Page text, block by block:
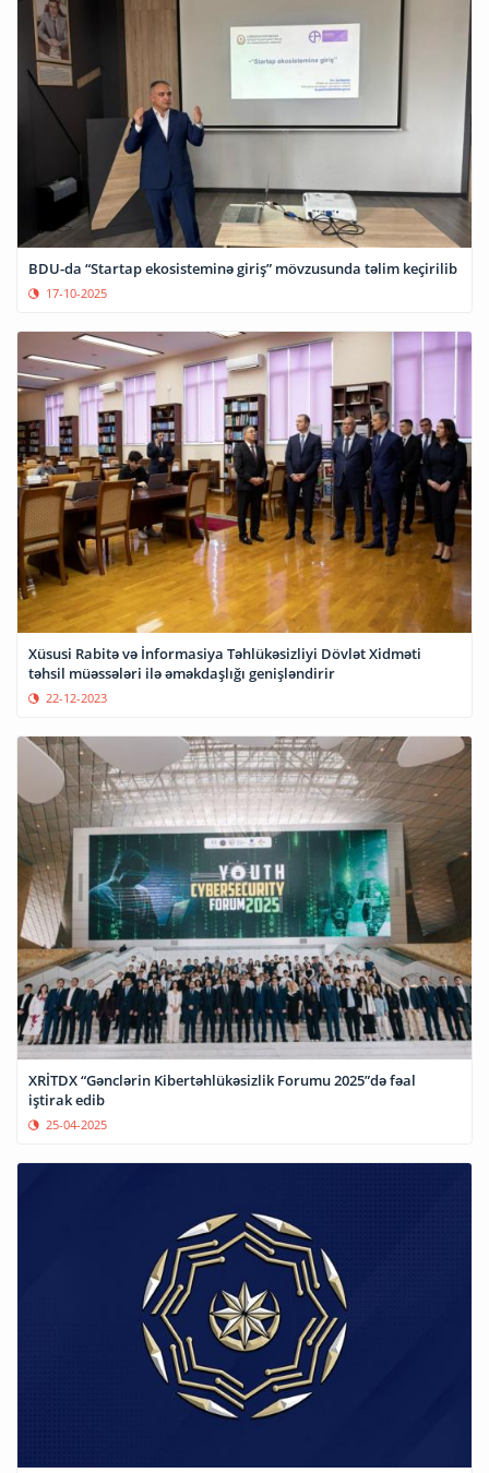
BDU-da “Startap ekosisteminə giriş” mövzusunda təlim keçirilib
17-10-2025
Xüsusi Rabitə və İnformasiya Təhlükəsizliyi Dövlət Xidməti
təhsil müəssələri ilə əməkdaşlığı genişləndirir
22-12-2023
XRİTDX “Gənclərin Kibertəhlükəsizlik Forumu 2025”də fəal
iştirak edib
25-04-2025